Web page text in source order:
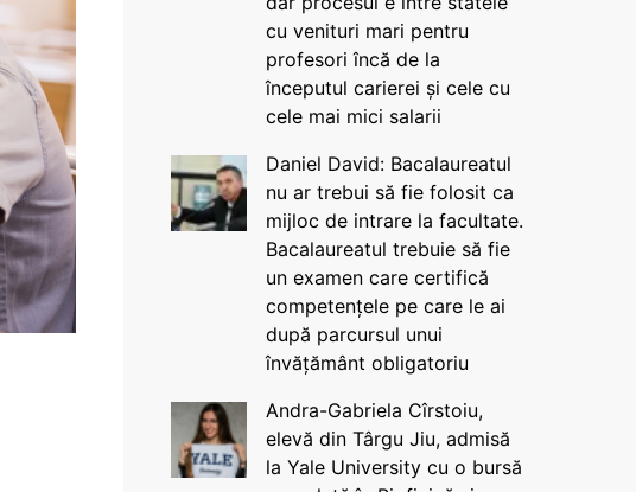
cu venituri mari pentru
profesori încă de la
începutul carierei și cele cu
cele mai mici salarii
Daniel David: Bacalaureatul
nu ar trebui să fie folosit ca
mijloc de intrare la facultate.
Bacalaureatul trebuie să fie
un examen care certifică
competențele pe care le ai
după parcursul unui
învățământ obligatoriu
Andra-Gabriela Cîrstoiu,
elevă din Târgu Jiu, admisă
la Yale University cu o bursă